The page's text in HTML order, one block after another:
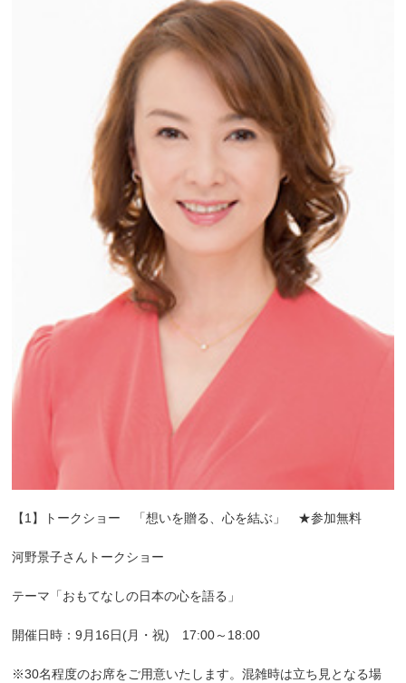
【1】トークショー 「想いを贈る、心を結ぶ」 ★参加無料
河野景子さんトークショー
テーマ「おもてなしの日本の心を語る」
開催日時：9月16日(月・祝) 17:00～18:00
※30名程度のお席をご用意いたします。混雑時は立ち見となる場